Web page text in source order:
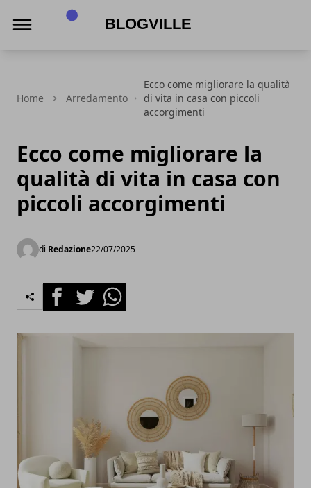
Home Arredamento
Ecco come migliorare la qualità
di vita in casa con piccoli
accorgimenti
Ecco come migliorare la
qualità di vita in casa con
piccoli accorgimenti
di Redazione22/07/2025
FacebookTwitterWhatsapp